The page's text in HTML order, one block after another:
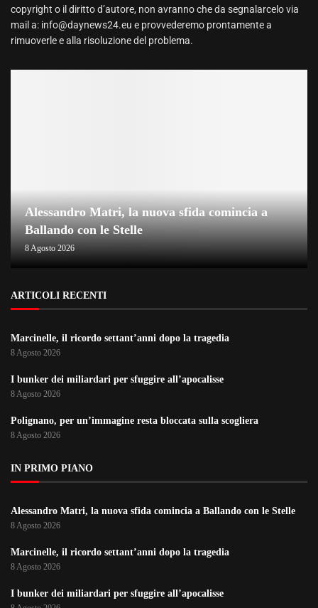
copyright o il diritto d’autore, non avranno che da segnalarcelo via
mail a: info@daynews24.eu e provvederemo prontamente a
rimuoverle e alla risoluzione del problema.
Alessandro Matri, la nuova sfida comincia a
Ballando con le Stelle
8 Agosto 2026
ARTICOLI RECENTI
Marcinelle, il ricordo settant’anni dopo la tragedia
8 Agosto 2026
I bunker dei miliardari per sfuggire all’apocalisse
8 Agosto 2026
Polignano, per un’immagine resta bloccata sulla scogliera
8 Agosto 2026
IN PRIMO PIANO
Alessandro Matri, la nuova sfida comincia a Ballando con le Stelle
8 Agosto 2026
Marcinelle, il ricordo settant’anni dopo la tragedia
8 Agosto 2026
I bunker dei miliardari per sfuggire all’apocalisse